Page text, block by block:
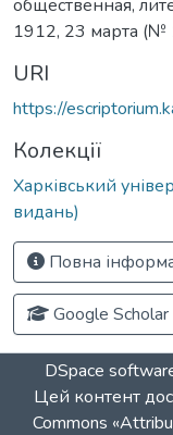
общественная,
1912, 23 марта (№
URI
https://
Колекції
Харківський
видань)
Повна
Google Scholar
DSpace
Цей контент
Commons